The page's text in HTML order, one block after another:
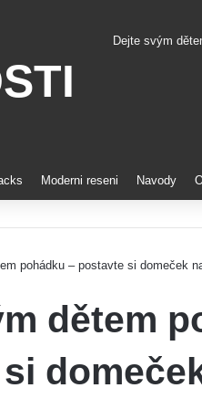
Dejte svým
Moderni reseni Navody
pohádku – postavte si domeček
dětem